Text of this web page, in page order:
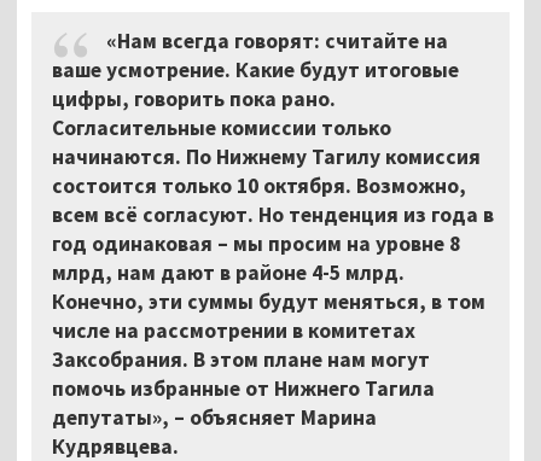
«Нам всегда говорят: считайте на
ваше усмотрение. Какие будут итоговые
цифры, говорить пока рано.
Согласительные комиссии только
начинаются. По Нижнему Тагилу комиссия
состоится только 10 октября. Возможно,
всем всё согласуют. Но тенденция из года в
год одинаковая – мы просим на уровне 8
млрд, нам дают в районе 4-5 млрд.
Конечно, эти суммы будут меняться, в том
числе на рассмотрении в комитетах
Заксобрания. В этом плане нам могут
помочь избранные от Нижнего Тагила
депутаты», – объясняет Марина
Кудрявцева.